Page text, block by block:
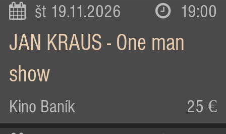
št 19.11.2026 19:00
JAN KRAUS - One man
show
Kino Baník 25 €